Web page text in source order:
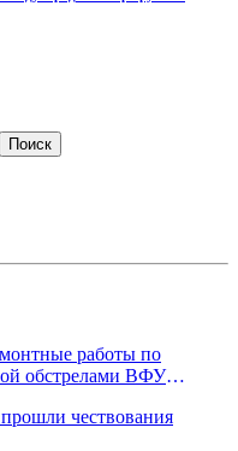
работы по
обстрелами ВФУ
чествования